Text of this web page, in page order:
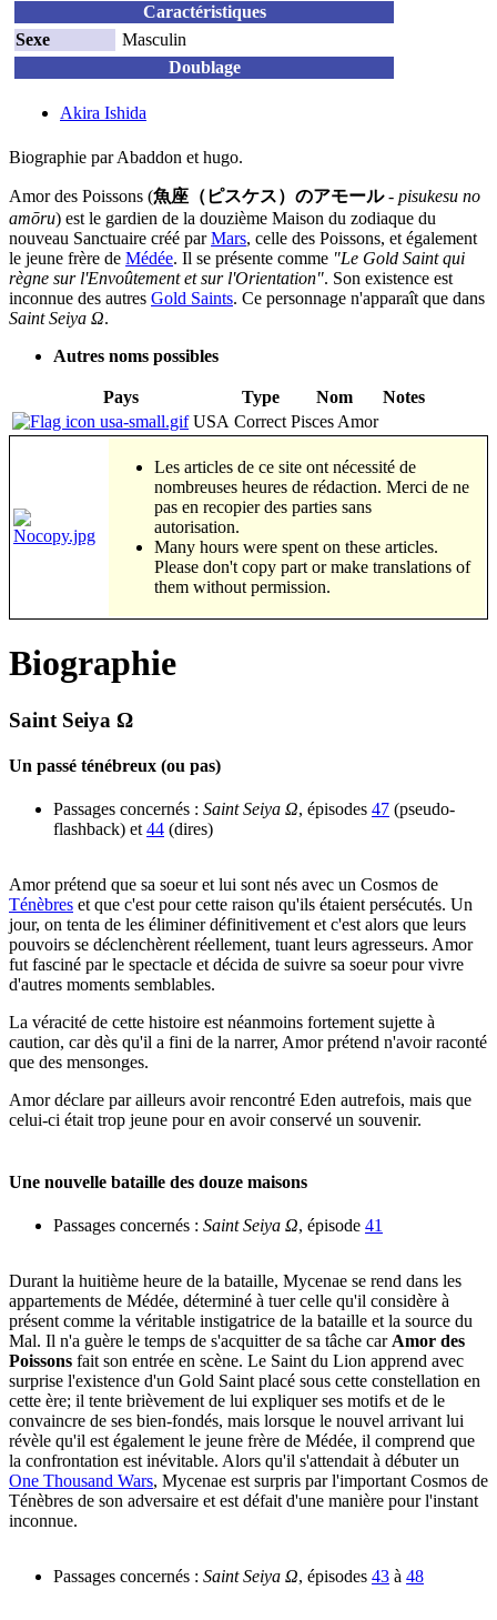
Caractéristiques
Sexe
Masculin
Doublage
Akira Ishida
Biographie par Abaddon et hugo.
Amor des Poissons (魚座（ピスケス）のアモール- pisukesu no
amōru) est le gardien de la douzième Maison du zodiaque du
nouveau Sanctuaire créé parMars, celle des Poissons, et également
le jeune frère de Médée. Il se présente comme "Le Gold Saint qui
règne sur l'Envoûtement et sur l'Orientation". Son existence est
inconnue des autres Gold Saints. Ce personnage n'apparaît que dans
Saint Seiya Ω.
Autres noms possibles
Pays Type Nom
Notes
USA Correct Pisces Amor
Les articles de ce site ont nécessité de
nombreuses heures de rédaction. Merci de ne
pas en recopier des parties sans
autorisation.
Many hours were spent on these articles.
Please don't copy part or make translations of
them without permission.
Biographie
Saint Seiya Ω
Un passé ténébreux (ou pas)
Passages concernés : Saint Seiya Ω, épisodes 47 (pseudo-
flashback) et 44 (dires)
Amor prétend que sa soeur et lui sont nés avec un Cosmos de
Ténèbres et que c'est pour cette raison qu'ils étaient persécutés. Un
jour, on tenta de les éliminer définitivement et c'est alors que leurs
pouvoirs se déclenchèrent réellement, tuant leurs agresseurs. Amor
fut fasciné par le spectacle et décida de suivre sa soeur pour vivre
d'autres moments semblables.
La véracité de cette histoire est néanmoins fortement sujette à
caution, car dès qu'il a fini de la narrer, Amor prétend n'avoir raconté
que des mensonges.
Amor déclare par ailleurs avoir rencontré Eden autrefois, mais que
celui-ci était trop jeune pour en avoir conservé un souvenir.
Une nouvelle bataille des douze maisons
Passages concernés : Saint Seiya Ω, épisode 41
Durant la huitième heure de la bataille, Mycenae se rend dans les
appartements de Médée, déterminé à tuer celle qu'il considère à
présent comme la véritable instigatrice de la bataille et la source du
Mal. Il n'a guère le temps de s'acquitter de sa tâche car Amor des
Poissons fait son entrée en scène. Le Saint du Lion apprend avec
surprise l'existence d'un Gold Saint placé sous cette constellation en
cette ère; il tente brièvement de lui expliquer ses motifs et de le
convaincre de ses bien-fondés, mais lorsque le nouvel arrivant lui
révèle qu'il est également le jeune frère de Médée, il comprend que
la confrontation est inévitable. Alors qu'il s'attendait à débuter un
One Thousand Wars, Mycenae est surpris par l'important Cosmos de
Ténèbres de son adversaire et est défait d'une manière pour l'instant
inconnue.
Passages concernés : Saint Seiya Ω, épisodes 43 à 48